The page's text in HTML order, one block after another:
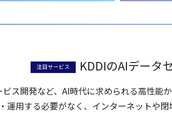
注目サービス KDDIのAIデータ
ビス開発など、AI時代に求められる高性能
・ 運用する必要がなく、 インターネットや閉